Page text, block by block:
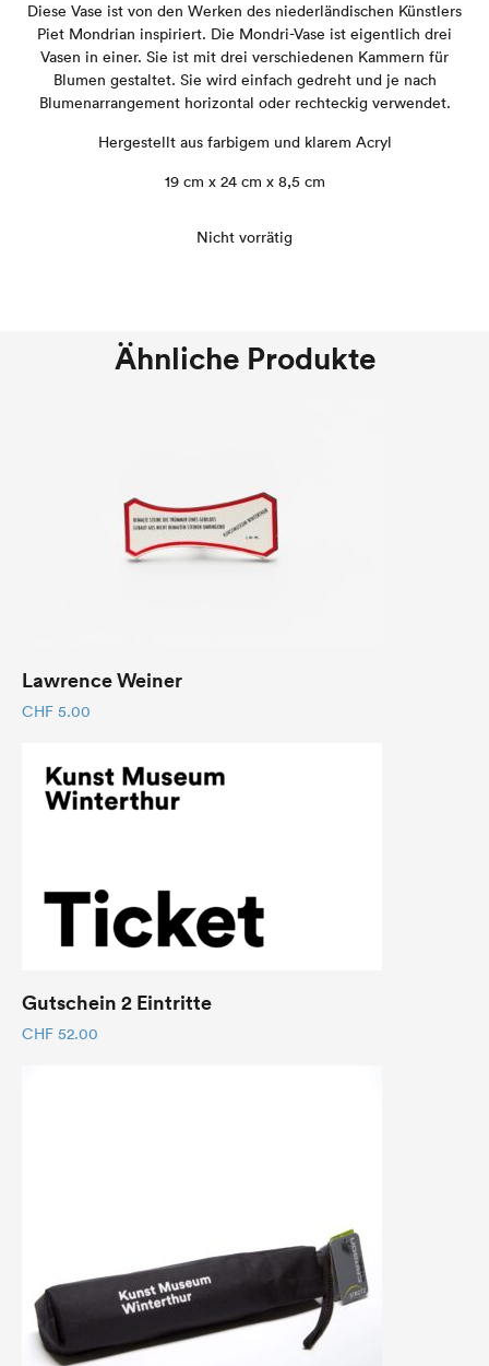
Diese Vase ist von den Werken des niederländischen Künstlers
Piet Mondrian inspiriert. Die Mondri-Vase ist eigentlich drei
Vasen in einer. Sie ist mit drei verschiedenen Kammern für
Blumen gestaltet. Sie wird einfach gedreht und je nach
Blumenarrangement horizontal oder rechteckig verwendet.
Hergestellt aus farbigem und klarem Acryl
19 cm x 24 cm x 8,5 cm
Nicht vorrätig
Ähnliche Produkte
Lawrence Weiner
CHF 5.00
Gutschein 2 Eintritte
CHF 52.00